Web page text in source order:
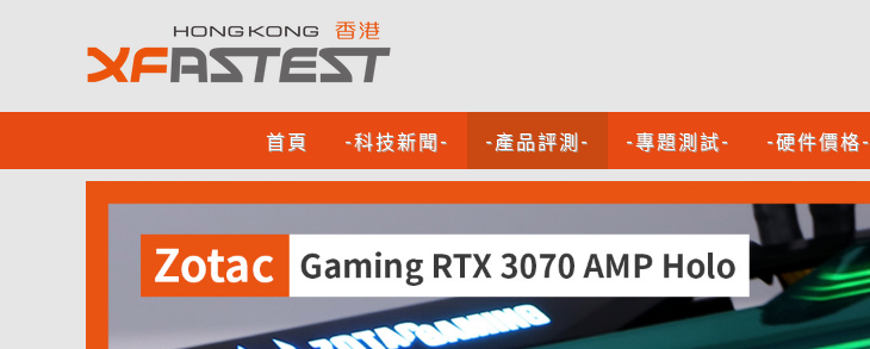
首頁 -科技新聞- -產品評測- -專題測試- -硬件價格-